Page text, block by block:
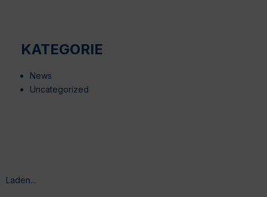
KATEGORIE
News
Uncategorized
Laden...